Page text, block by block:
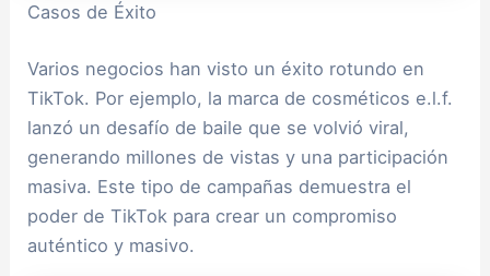
Casos de Éxito
Varios negocios han visto un éxito rotundo en
TikTok. Por ejemplo, la marca de cosméticos e.l.f.
lanzó un desafío de baile que se volvió viral,
generando millones de vistas y una participación
masiva. Este tipo de campañas demuestra el
poder de TikTok para crear un compromiso
auténtico y masivo.